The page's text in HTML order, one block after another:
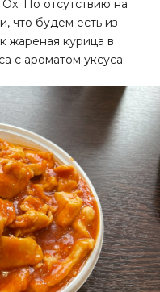
По отсутствию на
что будем есть из
жареная курица в
с ароматом уксуса.